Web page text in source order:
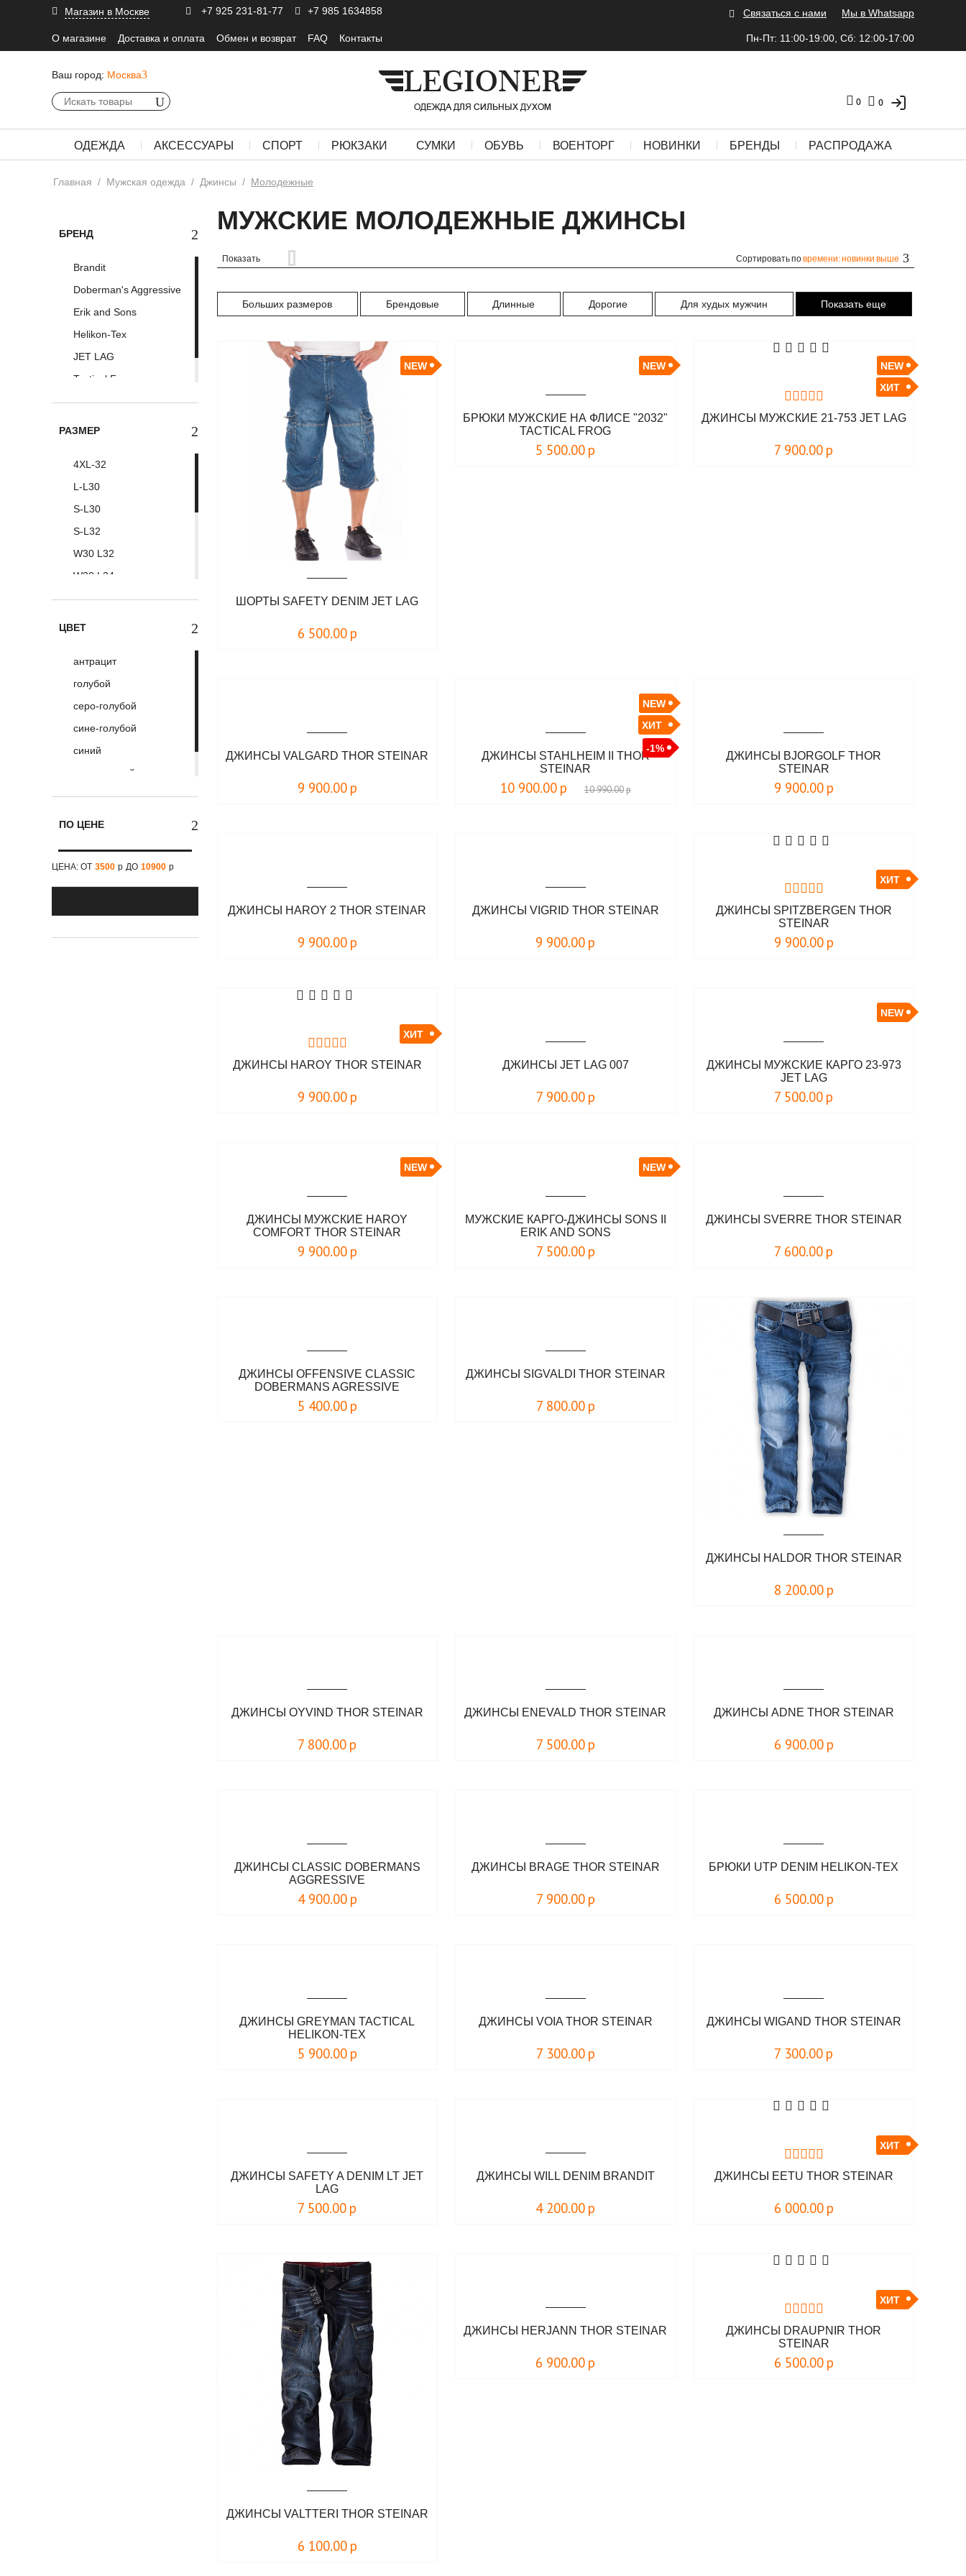
Магазин в Москве +7 925 231-81-77 +7 985 1634858 Связаться с нами Мы в Whatsapp
О магазине Доставка и оплата Обмен и возврат FAQ Контакты Пн-Пт: 11:00-19:00, Сб: 12:00-17:00
Ваш город: Москва
0
0
ОДЕЖДА АКСЕССУАРЫ СПОРТ РЮКЗАКИ СУМКИ ОБУВЬ ВОЕНТОРГ НОВИНКИ БРЕНДЫ РАСПРОДАЖА
Главная / Мужская одежда / Джинсы / Молодежные
БРЕНД
Brandit
Doberman's Aggressive
Erik and Sons
Helikon-Tex
JET LAG
Tactical Frog
Thor Steinar
РАЗМЕР
4XL-32
L-L30
S-L30
S-L32
W30 L32
W30 L34
W32 L34
S
XXL
4XL
ЦВЕТ
антрацит
голубой
серо-голубой
сине-голубой
синий
темно-серый
темно-синий
ПО ЦЕНЕ
ЦЕНА: ОТ 3500 р ДО 10900 р
МУЖСКИЕ МОЛОДЕЖНЫЕ ДЖИНСЫ
Показать Сортировать повремени: новинки выше
Больших размеров Брендовые Длинные Дорогие Для худых мужчин Показать еще
NEW
ШОРТЫ SAFETY DENIM JET LAG
6 500.00 р
NEW
БРЮКИ МУЖСКИЕ НА ФЛИСЕ "2032"
TACTICAL FROG
5 500.00 р
NEW
ХИТ
ДЖИНСЫ МУЖСКИЕ 21-753 JET LAG
7 900.00 р
ДЖИНСЫ VALGARD THOR STEINAR
9 900.00 р
-1%
NEW
ХИТ
ДЖИНСЫ STAHLHEIM II THOR
STEINAR
10 900.00 р 10 990.00р
ДЖИНСЫ BJORGOLF THOR
STEINAR
9 900.00 р
ДЖИНСЫ HAROY 2 THOR STEINAR
9 900.00 р
ДЖИНСЫ VIGRID THOR STEINAR
9 900.00 р
ХИТ
ДЖИНСЫ SPITZBERGEN THOR
STEINAR
9 900.00 р
ХИТ
ДЖИНСЫ HAROY THOR STEINAR
9 900.00 р
ДЖИНСЫ JET LAG 007
7 900.00 р
NEW
ДЖИНСЫ МУЖСКИЕ КАРГО 23-973
JET LAG
7 500.00 р
NEW
ДЖИНСЫ МУЖСКИЕ HAROY
COMFORT THOR STEINAR
9 900.00 р
NEW
МУЖСКИЕ КАРГО-ДЖИНСЫ SONS II
ERIK AND SONS
7 500.00 р
ДЖИНСЫ SVERRE THOR STEINAR
7 600.00 р
ДЖИНСЫ OFFENSIVE CLASSIC
DOBERMANS AGRESSIVE
5 400.00 р
ДЖИНСЫ SIGVALDI THOR STEINAR
7 800.00 р
ДЖИНСЫ HALDOR THOR STEINAR
8 200.00 р
ДЖИНСЫ OYVIND THOR STEINAR
7 800.00 р
ДЖИНСЫ ENEVALD THOR STEINAR
7 500.00 р
ДЖИНСЫ ADNE THOR STEINAR
6 900.00 р
ДЖИНСЫ CLASSIC DOBERMANS
AGGRESSIVE
4 900.00 р
ДЖИНСЫ BRAGE THOR STEINAR
7 900.00 р
БРЮКИ UTP DENIM HELIKON-TEX
6 500.00 р
ДЖИНСЫ GREYMAN TACTICAL
HELIKON-TEX
5 900.00 р
ДЖИНСЫ VOIA THOR STEINAR
7 300.00 р
ДЖИНСЫ WIGAND THOR STEINAR
7 300.00 р
ДЖИНСЫ SAFETY A DENIM LT JET
LAG
7 500.00 р
ДЖИНСЫ WILL DENIM BRANDIT
4 200.00 р
ХИТ
ДЖИНСЫ EETU THOR STEINAR
6 000.00 р
ДЖИНСЫ VALTTERI THOR STEINAR
6 100.00 р
ДЖИНСЫ HERJANN THOR STEINAR
6 900.00 р
ХИТ
ДЖИНСЫ DRAUPNIR THOR
STEINAR
6 500.00 р